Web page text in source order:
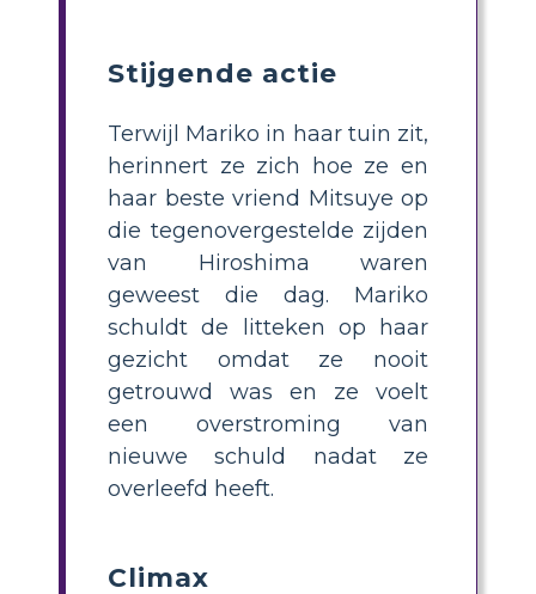
Stijgende actie
Terwijl Mariko in haar tuin zit,
herinnert ze zich hoe ze en
haar beste vriend Mitsuye op
die tegenovergestelde zijden
van Hiroshima waren
geweest die dag. Mariko
schuldt de litteken op haar
gezicht omdat ze nooit
getrouwd was en ze voelt
een overstroming van
nieuwe schuld nadat ze
overleefd heeft.
Climax